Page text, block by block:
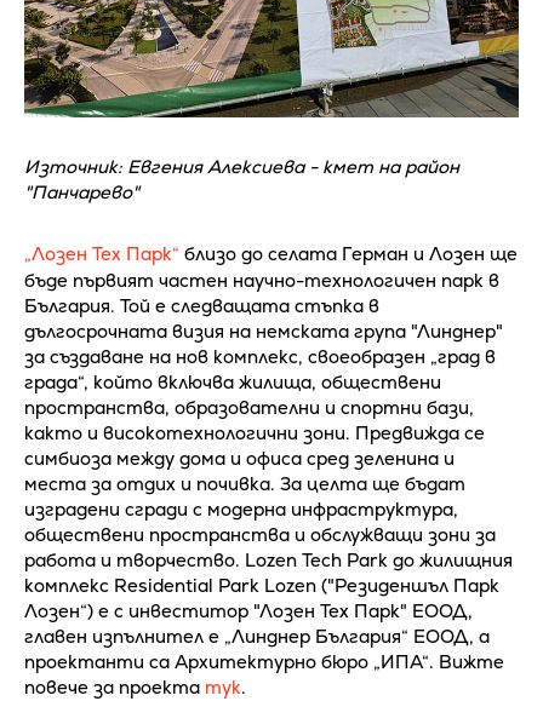
Източник: Евгения Алексиева - кмет на район
"Панчарево"
„Лозен Тех Парк“ близо до селата Герман и Лозен ще
бъде първият частен научно-технологичен парк в
България. Той е следващата стъпка в
дългосрочната визия на немската група "Линднер"
за създаване на нов комплекс, своеобразен „град в
града“, който включва жилища, обществени
пространства, образователни и спортни бази,
както и високотехнологични зони. Предвижда се
симбиоза между дома и офиса сред зеленина и
места за отдих и почивка. За целта ще бъдат
изградени сгради с модерна инфраструктура,
обществени пространства и обслужващи зони за
работа и творчество. Lozen Tech Park до жилищния
комплекс Residential Park Lozen ("Резиденшъл Парк
Лозен“) е с инвеститор "Лозен Тех Парк" ЕООД,
главен изпълнител е „Линднер България“ ЕООД, а
проектанти са Архитектурно бюро „ИПА“. Вижте
повече за проекта тук.